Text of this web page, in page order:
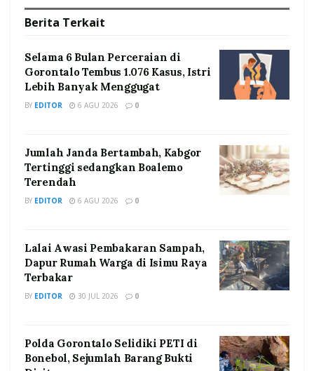
Berita Terkait
Selama 6 Bulan Perceraian di
Gorontalo Tembus 1.076 Kasus, Istri
Lebih Banyak Menggugat
BY EDITOR 6 AGU 2026 0
Jumlah Janda Bertambah, Kabgor
Tertinggi sedangkan Boalemo
Terendah
BY EDITOR 6 AGU 2026 0
Lalai Awasi Pembakaran Sampah,
Dapur Rumah Warga di Isimu Raya
Terbakar
BY EDITOR 30 JUL 2026 0
Polda Gorontalo Selidiki PETI di
Bonebol, Sejumlah Barang Bukti